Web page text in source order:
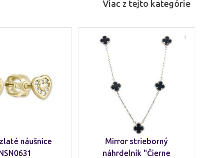
Viac z tejto kategórie
náušnice
Mirror strieborný
náhrdelník "Čierne